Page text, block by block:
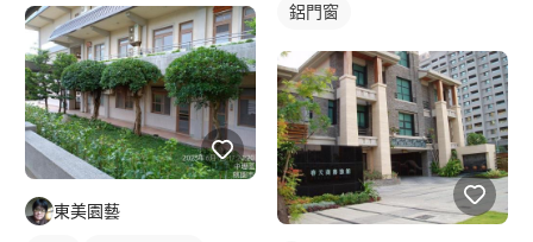
東美園藝
鋁門窗